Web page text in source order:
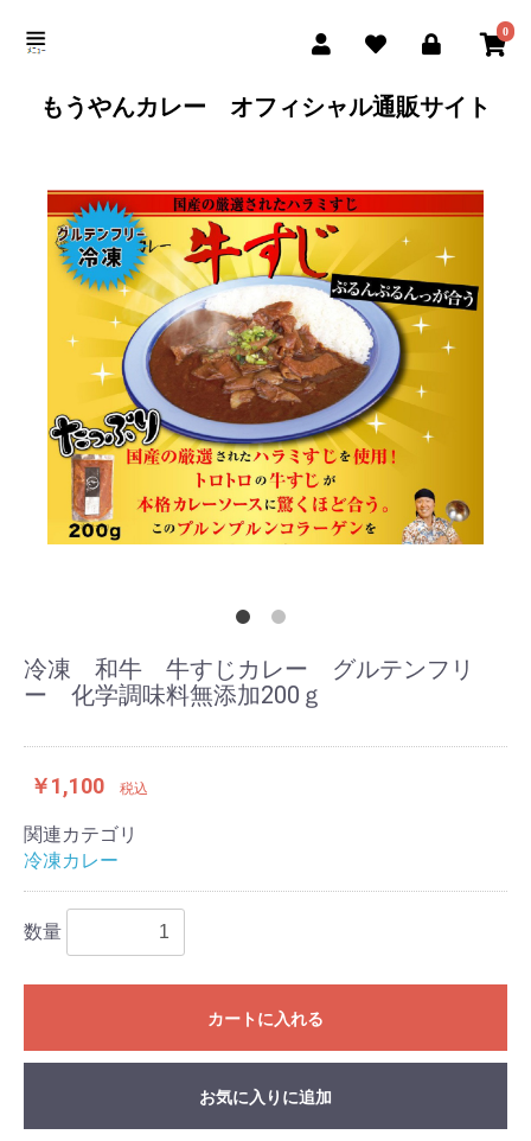
0
もうやんカレー オフィシャル通販サイト
冷凍 和牛 牛すじカレー グルテンフリ
ー 化学調味料無添加200ｇ
￥1,100 税込
関連カテゴリ
冷凍カレー
数量
カートに入れる
お気に入りに追加